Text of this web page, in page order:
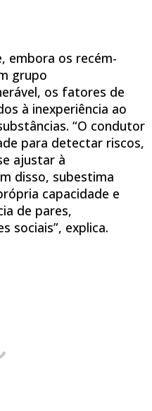
embora os recém-
grupo
os fatores de
à inexperiência ao
“O condutor
para detectar riscos,
ajustar à
disso, subestima
capacidade e
de pares,
sociais”, explica.